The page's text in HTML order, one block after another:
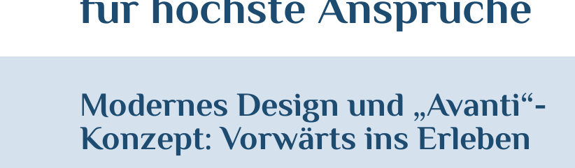
Modernes Design und „Avanti“-
Konzept: Vorwärts ins Erleben